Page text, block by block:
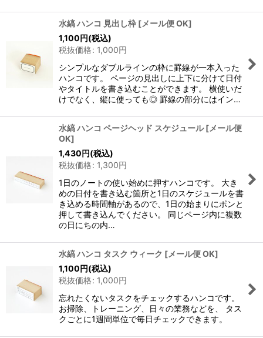
水縞 ハンコ 見出し枠 [メール便 OK]
1,100円(税込)
税抜価格: 1,000円
シンプルなダブルラインの枠に罫線が一本入った
ハンコです。 ページの見出しに上下に分けて日付
やタイトルを書き込むことができます。 横使いだ
けでなく、縦に使っても◎ 罫線の部分にはイン…
水縞 ハンコ ページヘッド スケジュール [メール便
OK]
1,430円(税込)
税抜価格: 1,300円
1日のノートの使い始めに押すハンコです。 大き
めの日付を書き込む箇所と1日のスケジュールを書
き込める時間軸があるので、1日の始まりにポンと
押して書き込んでください。 同じページ内に複数
の日にちの内…
水縞 ハンコ タスク ウィーク [メール便 OK]
1,100円(税込)
税抜価格: 1,000円
忘れたくないタスクをチェックするハンコです。
お掃除、トレーニング、日々の業務などを、 タス
クごとに1週間単位で毎日チェックできます。